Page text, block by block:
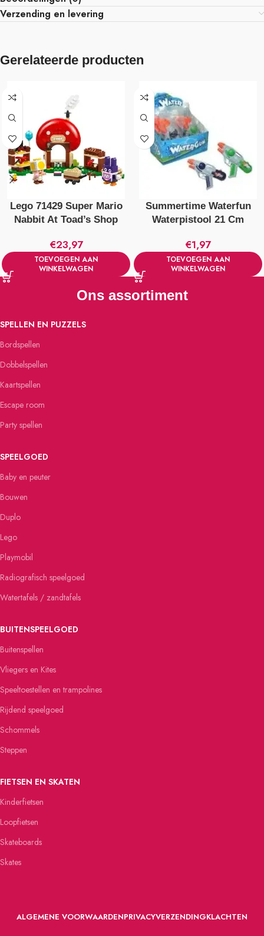
Verzending en levering
Gerelateerde producten
Lego 71429 Super Mario
Nabbit At Toad’s Shop
€23,97
TOEVOEGEN AAN
WINKELWAGEN
Summertime Waterfun
Waterpistool 21 Cm
€1,97
TOEVOEGEN AAN
WINKELWAGEN
Ons assortiment
SPELLEN EN PUZZELS
Bordspellen
Dobbelspellen
Kaartspellen
Escape room
Party spellen
SPEELGOED
Baby en peuter
Bouwen
Duplo
Lego
Playmobil
Radiografisch speelgoed
Watertafels / zandtafels
BUITENSPEELGOED
Buitenspellen
Vliegers en Kites
Speeltoestellen en trampolines
Rijdend speelgoed
Schommels
Steppen
FIETSEN EN SKATEN
Kinderfietsen
Loopfietsen
Skateboards
Skates
ALGEMENE VOORWAARDENPRIVACYVERZENDINGKLACHTEN